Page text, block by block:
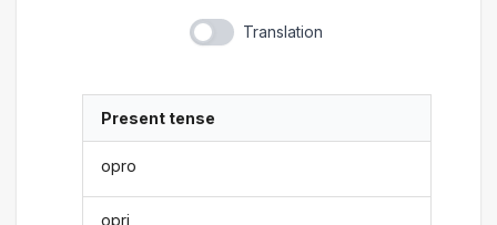
Translation
Present tense
opro
opri